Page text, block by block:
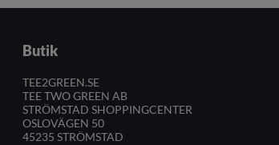
Butik
TEE2GREEN.SE
TEE TWO GREEN AB
STRÖMSTAD SHOPPINGCENTER
OSLOVÄGEN 50
45235 STRÖMSTAD